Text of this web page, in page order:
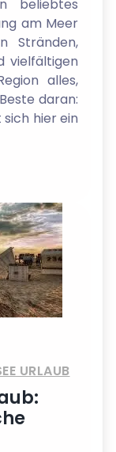
beliebtes
am Meer
Stränden,
vielfältigen
alles,
daran:
hier ein
URLAUB